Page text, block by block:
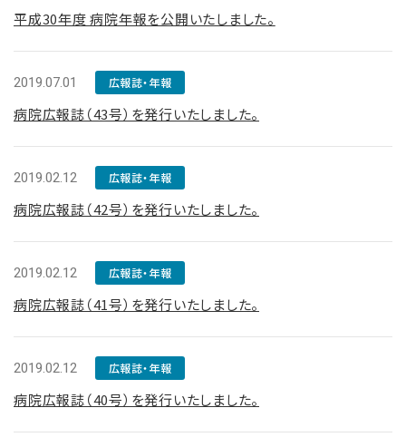
平成30年度 病院年報を公開いたしました。
2019.07.01 広報誌・年報
病院広報誌（43号）を発行いたしました。
2019.02.12 広報誌・年報
病院広報誌（42号）を発行いたしました。
2019.02.12 広報誌・年報
病院広報誌（41号）を発行いたしました。
2019.02.12 広報誌・年報
病院広報誌（40号）を発行いたしました。